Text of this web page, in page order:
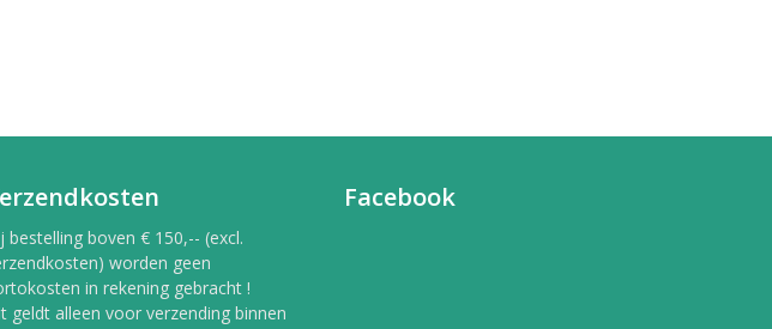
bestelling boven € 150,-- (excl.
worden geen
in rekening gebracht !
geldt alleen voor verzending binnen
Facebook